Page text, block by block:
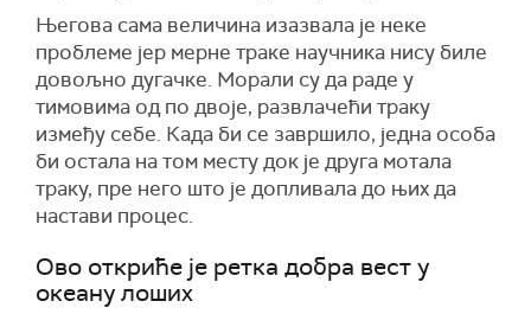
Његова сама величина изазвала је неке
проблеме јер мерне траке научника нису биле
довољно дугачке. Морали су да раде у
тимовима од по двоје, развлачећи траку
између себе. Када би се завршило, једна особа
би остала на том месту док је друга мотала
траку, пре него што је допливала до њих да
настави процес.
Ово откриће је ретка добра вест у
океану лоших